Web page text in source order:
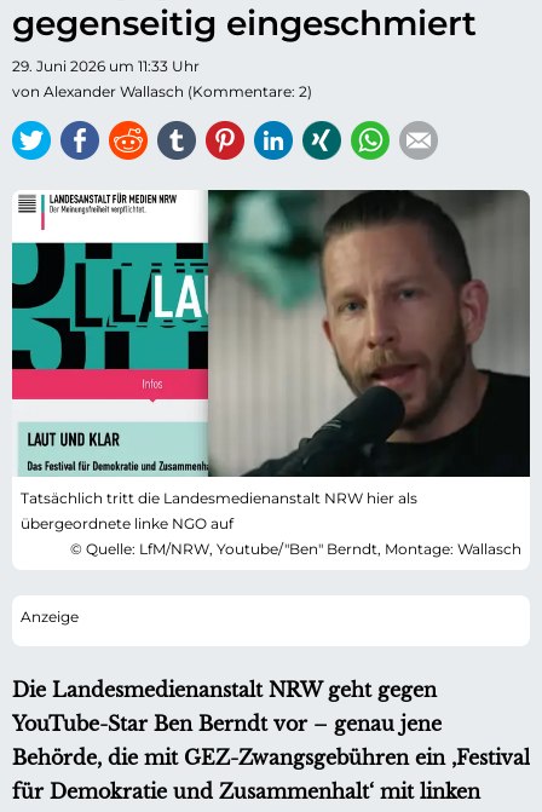
gegenseitig eingeschmiert
29. Juni 2026 um 11:33 Uhr
von Alexander Wallasch (Kommentare: 2)
TwitterFacebook
ReddittumblrPinterestLinkedIn
Xing WhatsApp
Tatsächlich tritt die Landesmedienanstalt NRW hier als
übergeordnete linke NGO auf
© Quelle: LfM/NRW, Youtube/"Ben" Berndt, Montage: Wallasch
Die Landesmedienanstalt NRW geht gegen
YouTube-Star Ben Berndt vor – genau jene
Behörde, die mit GEZ-Zwangsgebühren ein ‚Festival
für Demokratie und Zusammenhalt‘ mit linken